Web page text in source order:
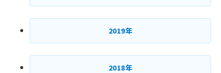
2019年
2018年